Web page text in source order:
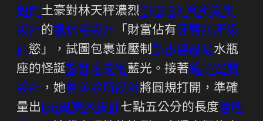
設計土豪對林天秤濃烈THE R3 寓所豪宅
設計的退休宅設計 「財富佔有 牙醫診所設
計慾」，試圖包裹並壓制新古典設計水瓶
座的怪誕設計家豪宅藍光。接著親子空間
設計 ，她醫美診所設計將圓規打開，準確
量出loft風室內設計七點五公分的長度會所